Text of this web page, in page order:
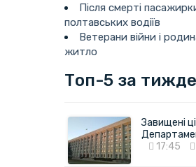
Після смерті
полтавських водіїв
Ветерани війни і
житло
Топ-5 за
Завищені
17:45